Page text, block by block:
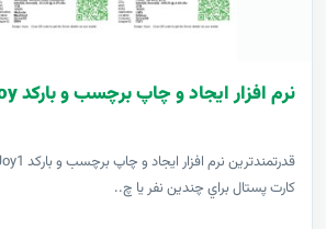
نرم افزار ایجاد و چاپ برچسب و بارکد LabelJoy
كارت پستال براي چندين نفر يا چ..